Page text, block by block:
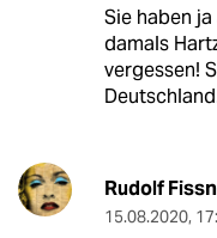
Sie haben
damals
vergessen!
Rudolf
15.08.2020,